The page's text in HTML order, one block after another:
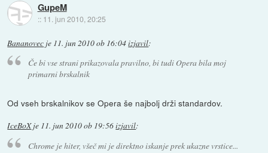
GupeM
:: 11. jun 2010, 20:25
Bananovec je 11. jun 2010 ob 16:04izjavil:
Če bi vse strani prikazovala pravilno, bi tudi Opera bila moj
primarni brskalnik
Od vseh brskalnikov se Opera še najbolj drži standardov.
IceBoXje 11. jun 2010 ob 19:56izjavil:
Chrome je hiter, všeč mi je direktno iskanje prek ukazne vrstice...